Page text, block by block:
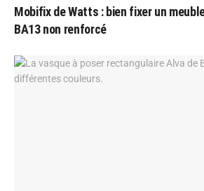
Mobifix de Watts : bien fixer un
BA13 non renforcé